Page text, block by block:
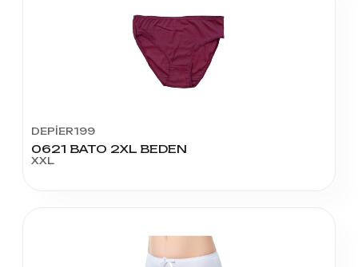
DEPİER199
0621 BATO 2XL BEDEN
XXL